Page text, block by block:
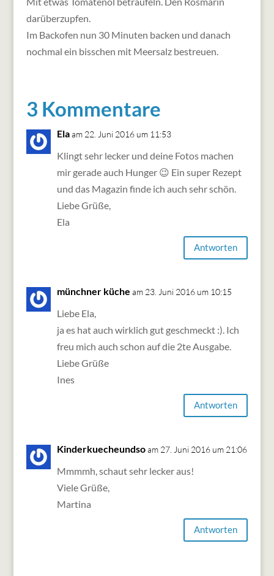
darüberzupfen.
Im Backofen nun 30 Minuten backen und danach
nochmal ein bisschen mit Meersalz bestreuen.
3 Kommentare
Ela am 22. Juni 2016 um 11:53
Klingt sehr lecker und deine Fotos machen
mir gerade auch Hunger 😉 Ein super Rezept
und das Magazin finde ich auch sehr schön.
Liebe Grüße,
Ela
Antworten
münchner küche am 23. Juni 2016 um 10:15
Liebe Ela,
ja es hat auch wirklich gut geschmeckt :). Ich
freu mich auch schon auf die 2te Ausgabe.
Liebe Grüße
Ines
Antworten
Kinderkuecheundso am 27. Juni 2016 um 21:06
Mmmmh, schaut sehr lecker aus!
Viele Grüße,
Martina
Antworten